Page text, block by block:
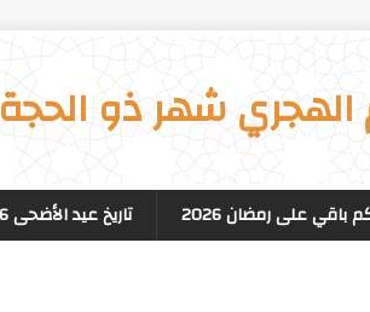
شهر ذو الحجة 1395
باقي على رمضان 2026 تاريخ عيد الأضحى 2026